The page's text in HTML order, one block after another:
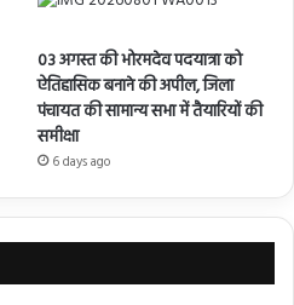
03 अगस्त की भोरमदेव पदयात्रा को
ऐतिहासिक बनाने की अपील, जिला
पंचायत की सामान्य सभा में तैयारियों की
समीक्षा
6 days ago